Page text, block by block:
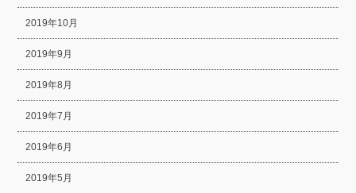
2019年10月
2019年9月
2019年8月
2019年7月
2019年6月
2019年5月